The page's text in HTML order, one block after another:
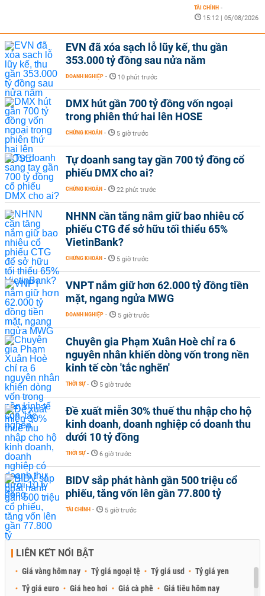
TÀI CHÍNH -
15:12 | 05/08/2026
EVN đã xóa sạch lỗ lũy kế, thu gần
353.000 tỷ đồng sau nửa năm
DOANH NGHIỆP - 10 phút trước
DMX hút gần 700 tỷ đồng vốn ngoại
trong phiên thứ hai lên HOSE
CHỨNG KHOÁN - 5 giờ trước
Tự doanh sang tay gần 700 tỷ đồng cổ
phiếu DMX cho ai?
CHỨNG KHOÁN - 22 phút trước
NHNN cần tăng nắm giữ bao nhiêu cổ
phiếu CTG để sở hữu tối thiểu 65%
VietinBank?
CHỨNG KHOÁN - 5 giờ trước
VNPT nắm giữ hơn 62.000 tỷ đồng tiền
mặt, ngang ngửa MWG
DOANH NGHIỆP - 5 giờ trước
Chuyên gia Phạm Xuân Hoè chỉ ra 6
nguyên nhân khiến dòng vốn trong nền
kinh tế còn 'tắc nghẽn'
THỜI SỰ - 5 giờ trước
Đề xuất miễn 30% thuế thu nhập cho hộ
kinh doanh, doanh nghiệp có doanh thu
dưới 10 tỷ đồng
THỜI SỰ - 6 giờ trước
BIDV sắp phát hành gần 500 triệu cổ
phiếu, tăng vốn lên gần 77.800 tỷ
TÀI CHÍNH - 5 giờ trước
LIÊN KẾT NỔI BẬT
Giá vàng hôm nay Tỷ giá ngoại tệ Tỷ giá usd
Tỷ giá yen
Tỷ giá euro
Giá heo hơi Giá cà phê Giá tiêu hôm nay